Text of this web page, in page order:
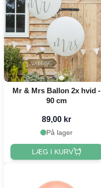
Mr & Mrs Ballon 2x hvid -
90 cm
89,00 kr
På lager
LÆG I KURV